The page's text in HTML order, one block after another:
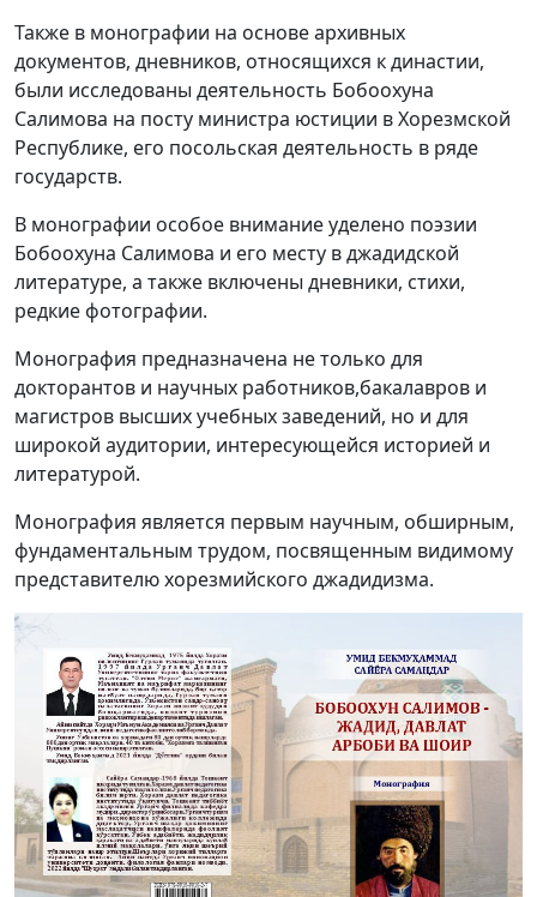
Также в монографии на основе архивных
документов, дневников, относящихся к династии,
были исследованы деятельность Бобоохуна
Салимова на посту министра юстиции в Хорезмской
Республике, его посольская деятельность в ряде
государств.
В монографии особое внимание уделено поэзии
Бобоохуна Салимова и его месту в джадидской
литературе, а также включены дневники, стихи,
редкие фотографии.
Монография предназначена не только для
докторантов и научных работников,бакалавров и
магистров высших учебных заведений, но и для
широкой аудитории, интересующейся историей и
литературой.
Монография является первым научным, обширным,
фундаментальным трудом, посвященным видимому
представителю хорезмийского джадидизма.